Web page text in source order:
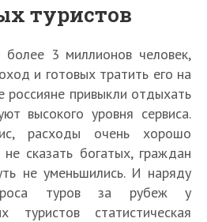
туристов
3 миллионов человек,
и готовых тратить его на
россияне привыкли отдыхать
высокого уровня сервиса.
расходы очень хорошо
сказать богатых, граждан
не уменьшились. И наряду
туров за рубеж у
туристов статистическая